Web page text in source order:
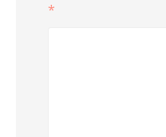
*